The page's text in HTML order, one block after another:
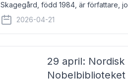
Skagegård, född 1984, är författare,
återkommande för Svenska Dagbladet,
2026-04-21
29 april:
Nobelbiblioteket